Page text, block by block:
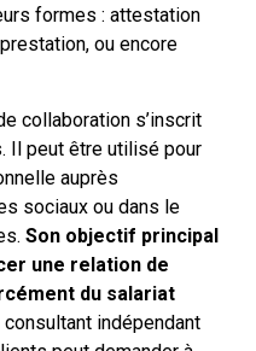
formes : attestation
ou encore
collaboration s’inscrit
Il peut être utilisé pour
auprès
sociaux ou dans le
Son objectif principal
une relation de
du salariat
consultant indépendant